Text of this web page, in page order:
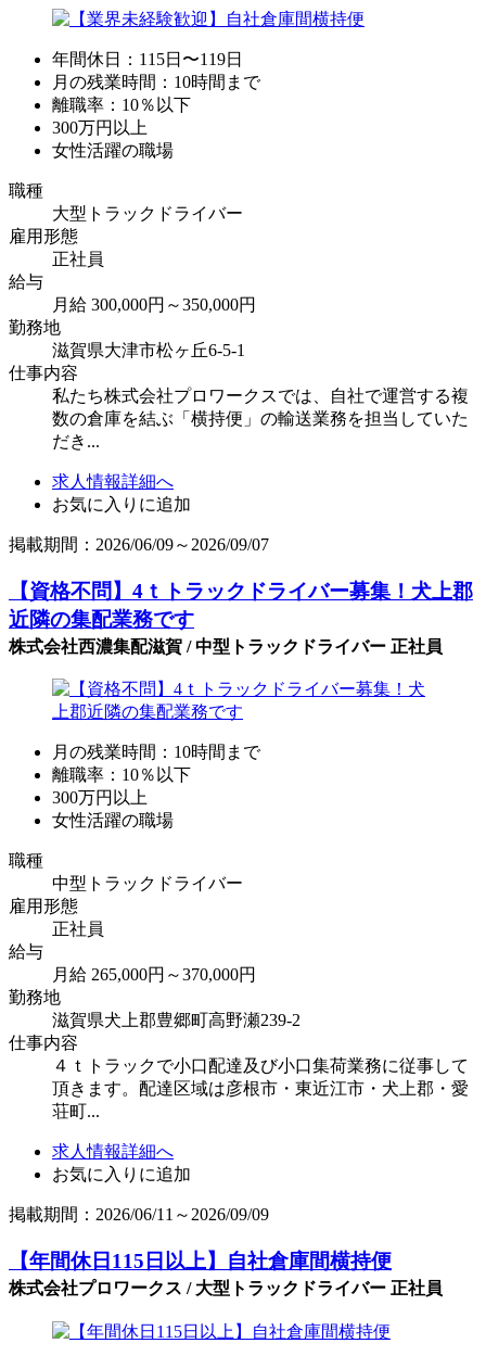
年間休日：115日〜119日
月の残業時間：10時間まで
離職率：10％以下
300万円以上
女性活躍の職場
職種
大型トラックドライバー
雇用形態
正社員
給与
月給 300,000円～350,000円
勤務地
滋賀県大津市松ヶ丘6-5-1
仕事内容
私たち株式会社プロワークスでは、自社で運営する複
数の倉庫を結ぶ「横持便」の輸送業務を担当していた
だき...
求人情報詳細へ
お気に入りに追加
掲載期間：2026/06/09～2026/09/07
【資格不問】4ｔトラックドライバー募集！犬上郡
近隣の集配業務です
株式会社西濃集配滋賀 / 中型トラックドライバー 正社員
月の残業時間：10時間まで
離職率：10％以下
300万円以上
女性活躍の職場
職種
中型トラックドライバー
雇用形態
正社員
給与
月給 265,000円～370,000円
勤務地
滋賀県犬上郡豊郷町高野瀬239-2
仕事内容
４ｔトラックで小口配達及び小口集荷業務に従事して
頂きます。配達区域は彦根市・東近江市・犬上郡・愛
荘町...
求人情報詳細へ
お気に入りに追加
掲載期間：2026/06/11～2026/09/09
【年間休日115日以上】自社倉庫間横持便
株式会社プロワークス / 大型トラックドライバー 正社員